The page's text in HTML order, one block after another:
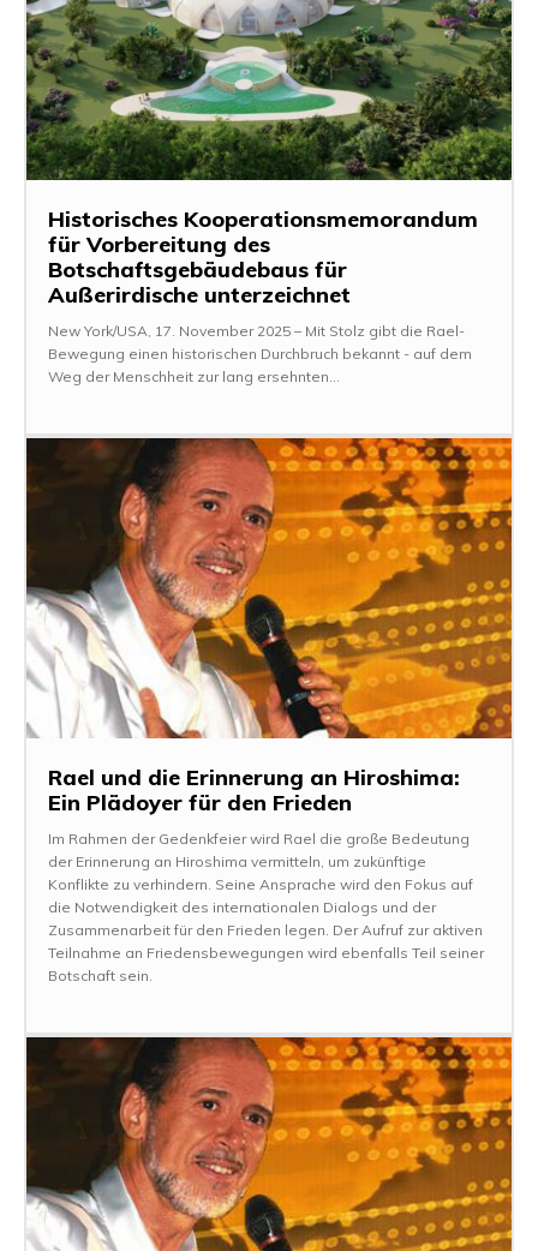
Historisches Kooperationsmemorandum
für Vorbereitung des
Botschaftsgebäudebaus für
Außerirdische unterzeichnet
New York/USA, 17. November 2025 – Mit Stolz gibt die Rael-
Bewegung einen historischen Durchbruch bekannt - auf dem
Weg der Menschheit zur lang ersehnten...
Rael und die Erinnerung an Hiroshima:
Ein Plädoyer für den Frieden
Im Rahmen der Gedenkfeier wird Rael die große Bedeutung
der Erinnerung an Hiroshima vermitteln, um zukünftige
Konflikte zu verhindern. Seine Ansprache wird den Fokus auf
die Notwendigkeit des internationalen Dialogs und der
Zusammenarbeit für den Frieden legen. Der Aufruf zur aktiven
Teilnahme an Friedensbewegungen wird ebenfalls Teil seiner
Botschaft sein.